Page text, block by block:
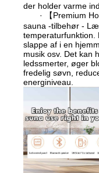
der holder varme
· 【Premium
sauna -tilbehør -
temperaturfunktion.
slappe af i en
musik osv. Det kan
ledssmerter, øger
fredelig søvn,
energiniveau.